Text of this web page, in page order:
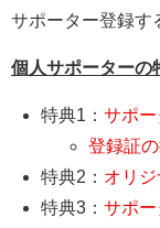
サポーター登録す
個人サポーターの
特典1：サポ
登録証
特典2： オリ
特典3：サポ